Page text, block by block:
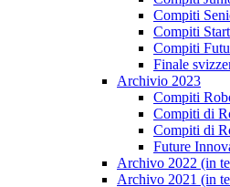
Compiti
Compiti
Compiti
Finale
Archivio 2023
Compiti
Compiti di
Compiti di
Future
Archivo 2022 (in
Archivo 2021 (in